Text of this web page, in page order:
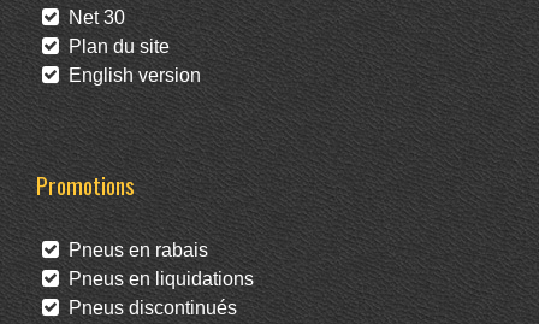
Net 30
Plan du site
English version
Promotions
Pneus en rabais
Pneus en liquidations
Pneus discontinués